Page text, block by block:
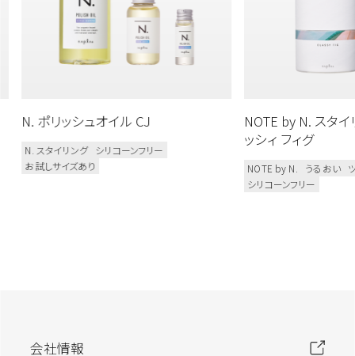
N. ポリッシュオイル CJ
N. スタイリング シリコーンフリー
お試しサイズあり
NOTE by N. スタ
ッシィ フィグ
NOTE by N. うるおい
シリコーンフリー
会社情報